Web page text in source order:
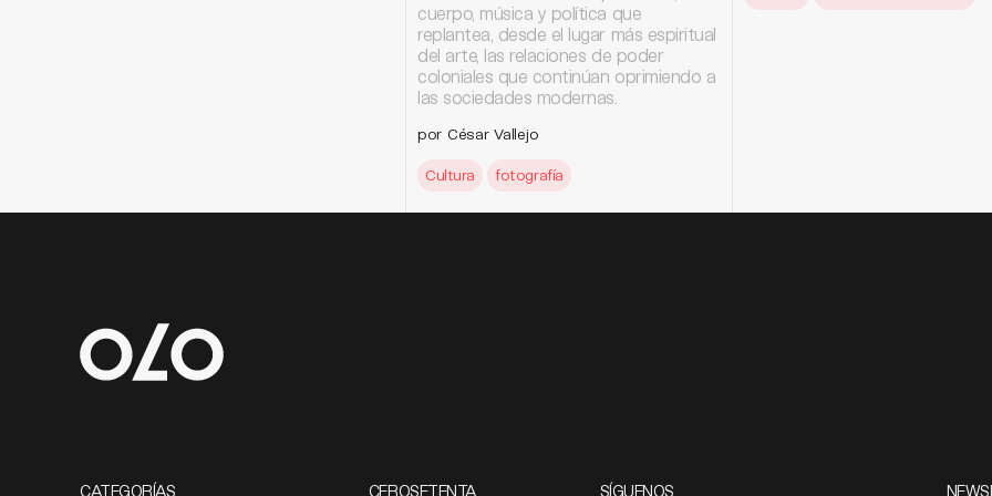
cuerpo, música y política que
replantea, desde el lugar más espiritual
del arte, las relaciones de poder
coloniales que continúan oprimiendo a
las sociedades modernas.
por César Vallejo
Cultura fotografía
CATEGORÍAS CEROSETENTA SÍGUENOS